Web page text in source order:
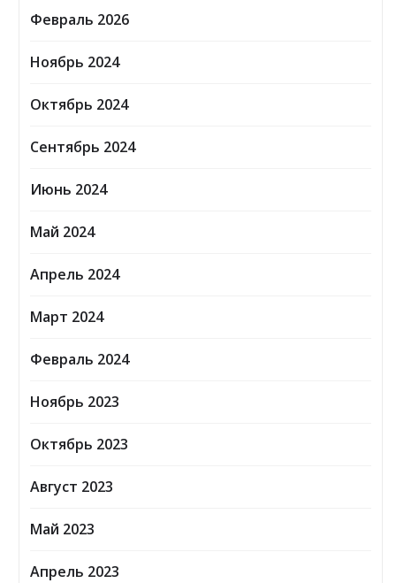
Февраль 2026
Ноябрь 2024
Октябрь 2024
Сентябрь 2024
Июнь 2024
Май 2024
Апрель 2024
Март 2024
Февраль 2024
Ноябрь 2023
Октябрь 2023
Август 2023
Май 2023
Апрель 2023